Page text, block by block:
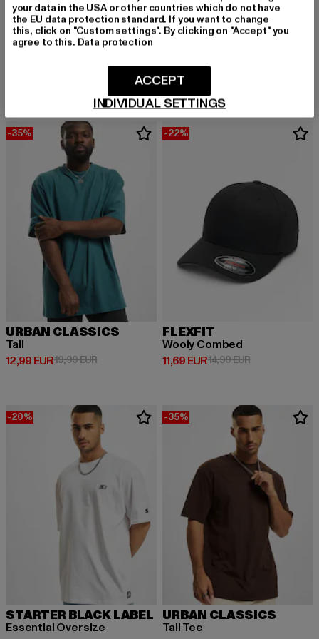
URBAN CLASSICS
Derzeitiger Preis: 15,99 EURAktionspreis: 22,99 EUR
URBAN CLASSICS
-35%
URBAN CLASSICS
Tall
12,99 EUR
Derzeitiger Preis: 12,99 EUR
19,99 EURAktionspreis: 19,99 EUR
-22%
FLEXFIT
Wooly Combed
11,69 EUR
Derzeitiger Preis: 11,69 EUR
14,99 EURAktionspreis:
-20%
STARTER BLACK LABEL
Essential Oversize
-35%
URBAN CLASSICS
Tall Tee
your data in the USA or other countries which do not have
the EU data protection standard. If you want to change
this, click on "Custom settings". By clicking on "Accept" you
agree to this. Data protection
INDIVIDUAL SETTINGS
ACCEPT